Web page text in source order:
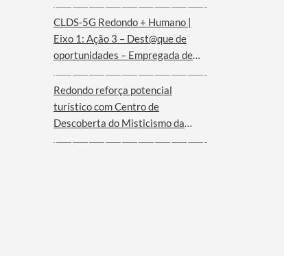
CLDS-5G Redondo + Humano |
Eixo 1: Ação 3 – Dest@que de
oportunidades – Empregada de
Paulo – Serra d´Ossa)
Redondo reforça potencial
turístico com Centro de
Descoberta do Misticismo da
Serra d´Ossa